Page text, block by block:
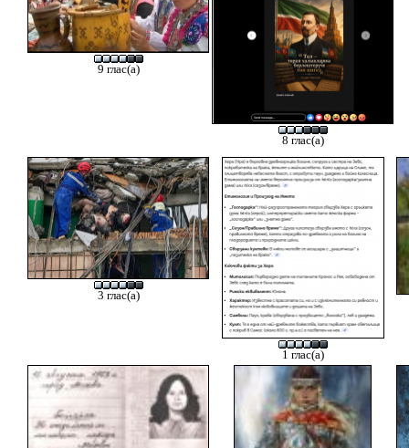
9 глас(а)
8 глас(а)
3 глас(а)
1 глас(а)